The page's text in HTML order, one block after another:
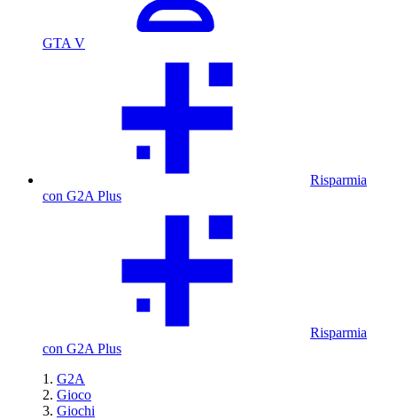
GTA V
Risparmia
con G2A Plus
Risparmia
con G2A Plus
G2A
Gioco
Giochi